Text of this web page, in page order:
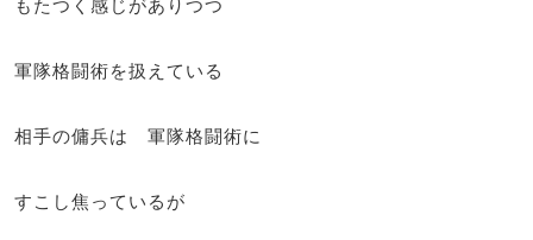
軍隊格闘術を扱えている
相手の傭兵は 軍隊格闘術に
すこし焦っているが